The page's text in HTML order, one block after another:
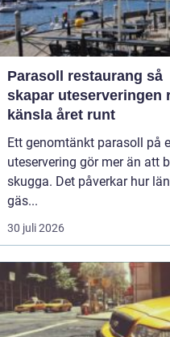
Parasoll restaurang så
skapar uteserveringen
känsla året runt
Ett genomtänkt parasoll på
uteservering gör mer än att
skugga. Det påverkar hur
gäs...
30 juli 2026